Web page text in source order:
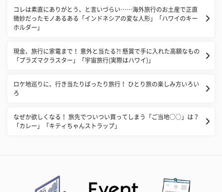
コレは素直にありがとう、と言いづらい……海外旅行のお土産で正直
微妙だったモノあるある「インドネシアの変な人形」「ハワイのキー
ホルダー」
現金、旅行に家電まで！ 意外と当たる?! 懸賞で手に入れた高額なもの
「プラズマクラスター」「宇宙旅行(実際はハワイ)」
ロケ地巡りに、行き当たりばったり旅行！ ひとり旅の楽しみ方いろい
ろ
なぜか欲しくなる！ 旅先でついつい買ってしまう「ご当地○○」は？
「カレー」「キティちゃんストラップ」